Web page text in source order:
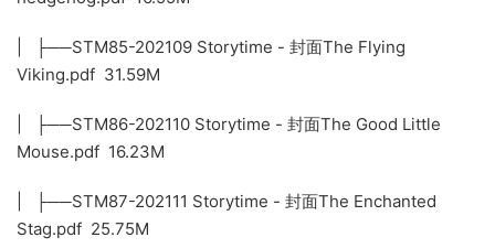
| ├──STM85-202109 Storytime - 封面The Flying
Viking.pdf 31.59M
| ├──STM86-202110 Storytime - 封面The Good Little
Mouse.pdf 16.23M
| ├──STM87-202111 Storytime - 封面The Enchanted
Stag.pdf 25.75M